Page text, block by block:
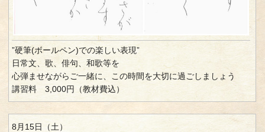
”硬筆(ボールペン)での楽しい表現”
日常文、歌、俳句、和歌等を
心弾ませながらご一緒に、この時間を大切に過ごしましょう
講習料 3,000円（教材費込）
8月15日（土）